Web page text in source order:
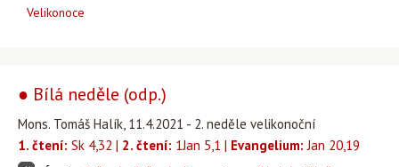
Velikonoce
● Bílá neděle (odp.)
Mons. Tomáš Halík, 11.4.2021 - 2. neděle velikonoční
1. čtení: Sk 4,32 | 2. čtení: 1Jan 5,1 | Evangelium: Jan 20,19